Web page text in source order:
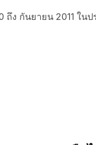
ง กันยายน 2011 ใน